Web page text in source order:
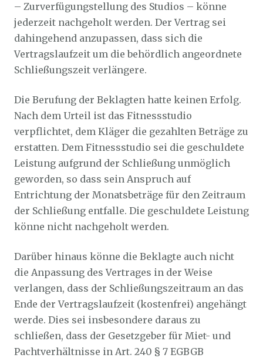
– Zurverfügungstellung des Studios – könne
jederzeit nachgeholt werden. Der Vertrag sei
dahingehend anzupassen, dass sich die
Vertragslaufzeit um die behördlich angeordnete
Schließungszeit verlängere.
Die Berufung der Beklagten hatte keinen Erfolg.
Nach dem Urteil ist das Fitnessstudio
verpflichtet, dem Kläger die gezahlten Beträge zu
erstatten. Dem Fitnessstudio sei die geschuldete
Leistung aufgrund der Schließung unmöglich
geworden, so dass sein Anspruch auf
Entrichtung der Monatsbeträge für den Zeitraum
der Schließung entfalle. Die geschuldete Leistung
könne nicht nachgeholt werden.
Darüber hinaus könne die Beklagte auch nicht
die Anpassung des Vertrages in der Weise
verlangen, dass der Schließungszeitraum an das
Ende der Vertragslaufzeit (kostenfrei) angehängt
werde. Dies sei insbesondere daraus zu
schließen, dass der Gesetzgeber für Miet- und
Pachtverhältnisse in Art. 240 § 7 EGBGB